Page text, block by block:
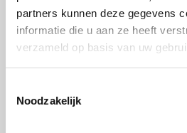
partners kunnen deze gegevens
informatie die u aan ze heeft
verzameld op basis van uw
Noodzakelijk
adres, zodat ik de
Reizen kan ontvangen.
Cookies en privacy